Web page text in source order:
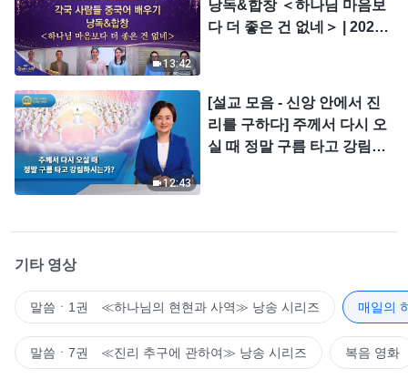
13:42
낭독&합창 ＜하나님 마음보
다 더 좋은 건 없네＞ | 2026
12:43
[설교 모음 - 신앙 안에서 진
리를 구하다] 주께서 다시 오
실 때 정말 구름 타고 강림하
기타 영상
말씀ㆍ1권 ≪하나님의 현현과 사역≫ 낭송 시리즈 매일의
말씀ㆍ7권 ≪진리 추구에 관하여≫ 낭송 시리즈 복음 영화